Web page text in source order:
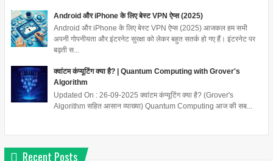
Android और iPhone के लिए बेस्ट VPN ऐप्स (2025)
Android और iPhone के लिए बेस्ट VPN ऐप्स (2025) आजकल हम सभी
अपनी गोपनीयता और इंटरनेट सुरक्षा को लेकर बहुत सतर्क हो गए हैं। इंटरनेट पर
बढ़ती स...
क्वांटम कंप्यूटिंग क्या है? | Quantum Computing with Grover's
Algorithm
Updated On : 26-09-2025 क्वांटम कंप्यूटिंग क्या है? (Grover's
Algorithm सहित आसान व्याख्या) Quantum Computing आज की सब...
Recent Posts